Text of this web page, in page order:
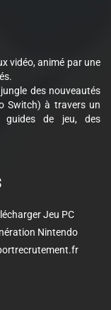
vidéo, animé par une
des nouveautés
Switch) à travers un
guides de jeu, des
Jeu PC
Nintendo